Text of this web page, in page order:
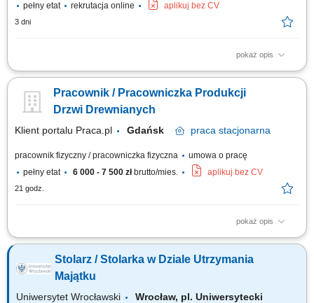
pełny etat
rekrutacja online aplikuj bez CV
3 dni
pokaż opis
Twoje zadania: Produkcja i montaż wyposażenia dla sklepów oraz
końcowy montaż; Wykonywanie elementów stolarskich zgodnie z
rysunkiem technicznym; Obsługa nowoczesnych urządzeń i maszyn do
Pracownik / Pracowniczka Produkcji
Drzwi Drewnianych
Klient portalu Praca.pl Gdańsk praca stacjonarna
pracownik fizyczny / pracowniczka fizyczna
umowa o pracę
pełny etat
6 000 - 7 500 złbrutto/mies. aplikuj bez CV
21 godz.
pokaż opis
Produkcja elementów drewnianych wykorzystywanych do wykonania
drewna. Obsługa maszyn produkcyjnych i narzędzi stolarskich. Kontrola
jakości oraz pakowanie gotowych produktów. Dbanie o porządek i
Stolarz / Stolarka w Dziale Utrzymania
Majątku
Uniwersytet Wrocławski
Wrocław, pl. Uniwersytecki